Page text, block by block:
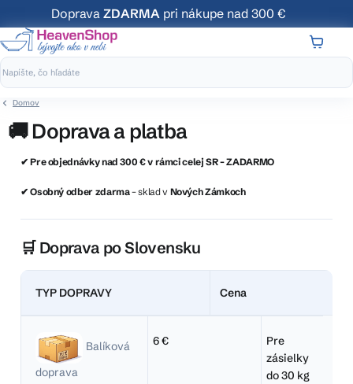
na
obsah
Doprava ZDARMA pri nákupe nad 300 €
Domov
🚚 Doprava a platba
✔ Pre objednávky nad 300 € v rámci celej SR – ZADARMO
✔ Osobný odber zdarma– sklad v Nových Zámkoch
🛒 Doprava po Slovensku
TYP DOPRAVY Cena
Balíková
doprava
6 €
Pre
zásielky
do 30 kg